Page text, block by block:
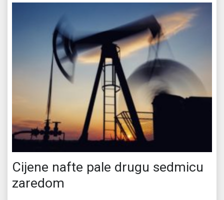
Cijene nafte pale drugu sedmicu
zaredom